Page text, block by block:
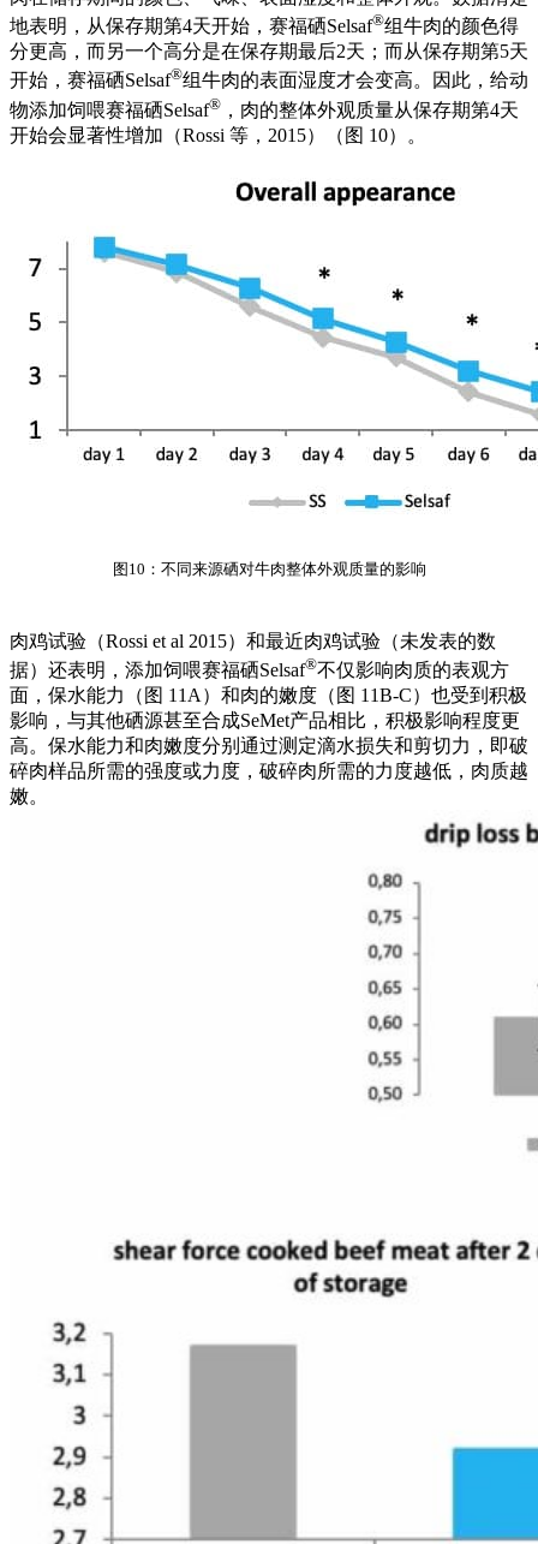
地表明，从保存期第4天开始，赛福硒Selsaf®组牛肉的颜色得
分更高，而另一个高分是在保存期最后2天；而从保存期第5天
开始，赛福硒Selsaf®组牛肉的表面湿度才会变高。因此，给动
物添加饲喂赛福硒Selsaf® ，肉的整体外观质量从保存期第4天
开始会显著性增加（Rossi 等，2015）（图 10）。
图10：不同来源硒对牛肉整体外观质量的影响
肉鸡试验（Rossi et al 2015）和最近肉鸡试验（未发表的数
据）还表明，添加饲喂赛福硒Selsaf®不仅影响肉质的表观方
面，保水能力（图 11A）和肉的嫩度（图 11B-C）也受到积极
影响，与其他硒源甚至合成SeMet产品相比，积极影响程度更
高。保水能力和肉嫩度分别通过测定滴水损失和剪切力，即破
碎肉样品所需的强度或力度，破碎肉所需的力度越低，肉质越
嫩。